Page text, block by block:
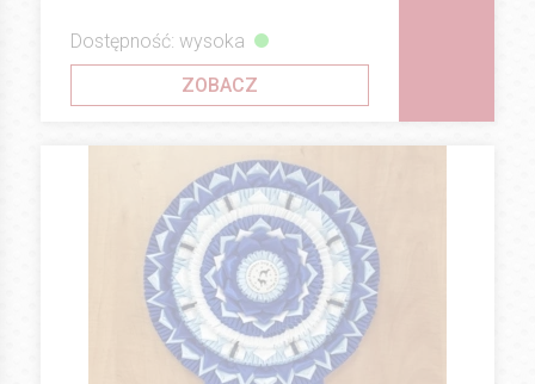
Dostępność: wysoka
ZOBACZ